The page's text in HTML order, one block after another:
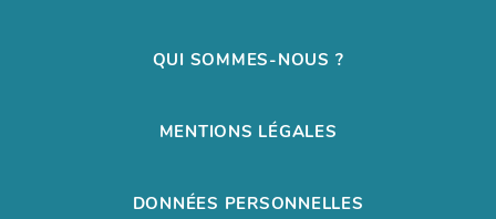
QUI SOMMES-NOUS ?
MENTIONS LÉGALES
DONNÉES PERSONNELLES